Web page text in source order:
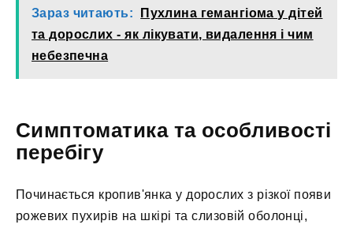
Зараз читають:
Пухлина гемангіома у дітей
та дорослих - як лікувати, видалення і чим
небезпечна
Симптоматика та особливості
перебігу
Починається кропив'янка у дорослих з різкої появи
рожевих пухирів на шкірі та слизовій оболонці,